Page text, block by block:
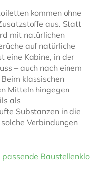
kommen ohne
aus. Statt
mit natürlichen
auf natürliche
eine Kabine, in der
– auch nach einem
klassischen
Mitteln hingegen
als
Substanzen in die
Verbindungen
passende Baustellenklo